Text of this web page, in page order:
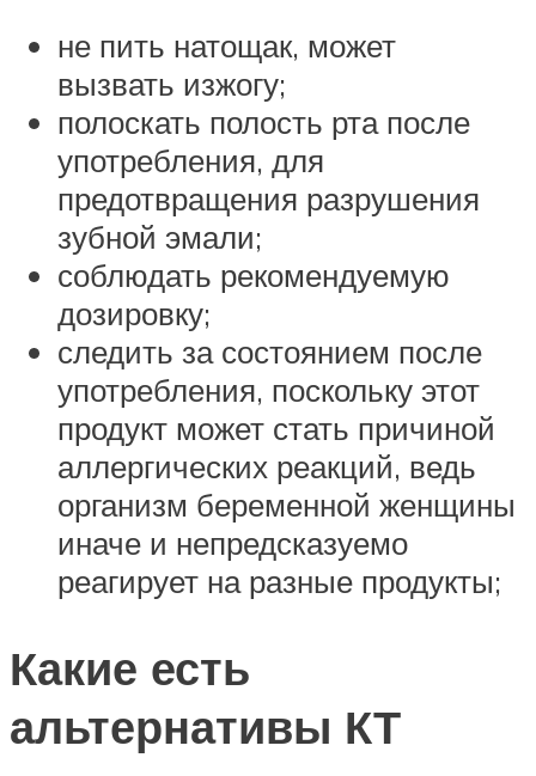
не пить натощак, может
вызвать изжогу;
полоскать полость рта после
употребления, для
предотвращения разрушения
зубной эмали;
соблюдать рекомендуемую
дозировку;
следить за состоянием после
употребления, поскольку этот
продукт может стать причиной
аллергических реакций, ведь
организм беременной женщины
иначе и непредсказуемо
реагирует на разные продукты;
Какие есть
альтернативы КТ